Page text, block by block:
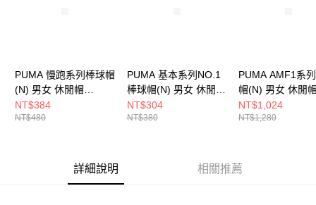
PUMA 慢跑系列棒球帽
(N) 男女 休閒帽
02616909
NT$384
NT$480
PUMA 基本系列NO.1
棒球帽(N) 男女 休閒帽
02599902
NT$304
NT$380
PUMA AMF1系
帽(N) 男女 休閒
02693801
NT$1,024
NT$1,280
詳細說明 相關推薦